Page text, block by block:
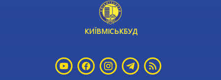
КИЇВМІСЬКБУД